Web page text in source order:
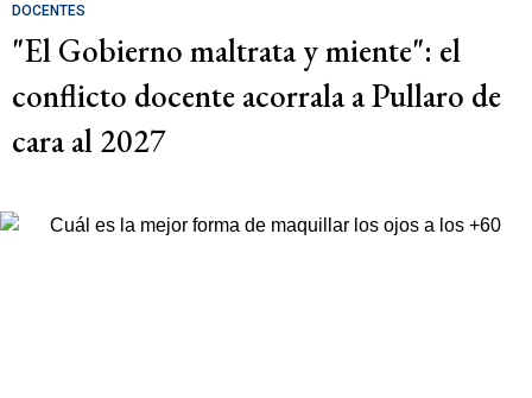
DOCENTES
"El Gobierno maltrata y miente": el
conflicto docente acorrala a Pullaro de
cara al 2027